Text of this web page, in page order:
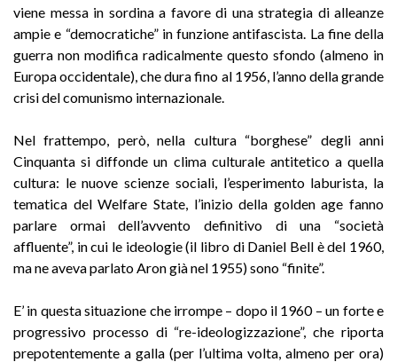
viene messa in sordina a favore di una strategia di alleanze
ampie e “democratiche” in funzione antifascista. La fine della
guerra non modifica radicalmente questo sfondo (almeno in
Europa occidentale), che dura fino al 1956, l’anno della grande
crisi del comunismo internazionale.
Nel frattempo, però, nella cultura “borghese” degli anni
Cinquanta si diffonde un clima culturale antitetico a quella
cultura: le nuove scienze sociali, l’esperimento laburista, la
tematica del Welfare State, l’inizio della golden age fanno
parlare ormai dell’avvento definitivo di una “società
affluente”, in cui le ideologie (il libro di Daniel Bell è del 1960,
ma ne aveva parlato Aron già nel 1955) sono “finite”.
E’ in questa situazione che irrompe – dopo il 1960 – un forte e
progressivo processo di “re-ideologizzazione”, che riporta
prepotentemente a galla (per l’ultima volta, almeno per ora)